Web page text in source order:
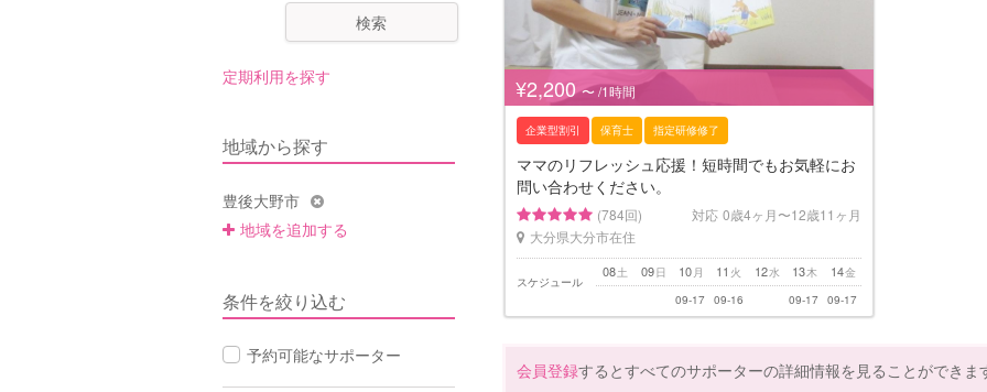
検索
定期利用を探す
地域から探す
豊後大野市
地域を追加する
条件を絞り込む
予約可能なサポーター
¥2,200 〜 /1時間
企業型割引 保育士 指定研修修了
ママのリフレッシュ応援！短時間でもお気軽にお
問い合わせください。
(784回) 対応 0歳4ヶ月〜12歳11ヶ月
大分県大分市在住
スケジュール
土
08 日
09 月
10 火
11 水
12 木
13 金
14
09-17 09-16 09-17 09-17
会員登録するとすべてのサポーターの詳細情報を見ることができま